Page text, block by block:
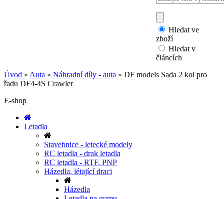
Hledat ve
zboží
Hledat v
článcích
Úvod » Auta » Náhradní díly - auta » DF models Sada 2 kol pro
řadu DF4-4S Crawler
E-shop
Letadla
Stavebnice - letecké modely
RC letadla - drak letadla
RC letadla - RTF, PNP
Házedla, létající draci
Házedla